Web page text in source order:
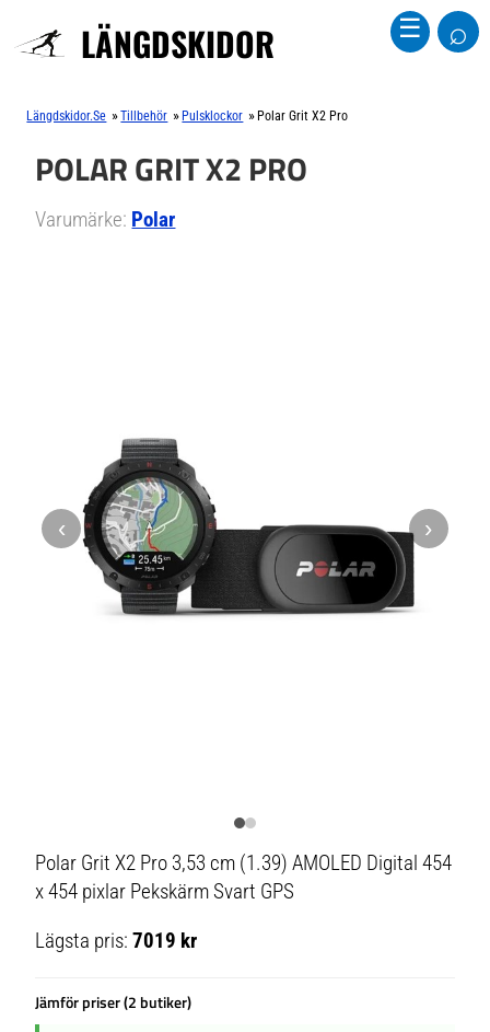
LÄNGDSKIDOR ☰ ⌕
Längdskidor.se »Tillbehör » Pulsklockor » Polar Grit X2 Pro
POLAR GRIT X2 PRO
Varumärke: Polar
‹ ›
Polar Grit X2 Pro 3,53 cm (1.39) AMOLED Digital 454
x 454 pixlar Pekskärm Svart GPS
Lägsta pris:7019 kr
Jämför priser (2 butiker)